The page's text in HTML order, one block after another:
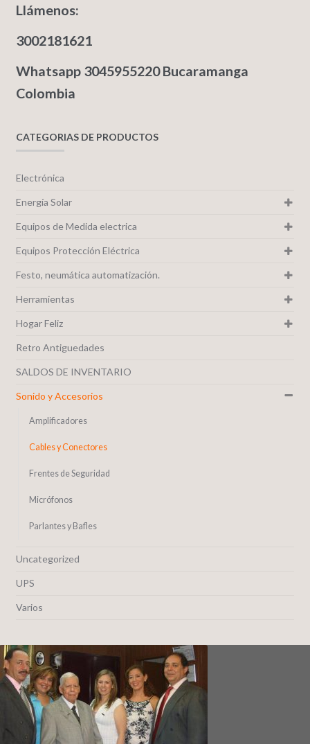
Llámenos:
3002181621
Whatsapp 3045955220 Bucaramanga
Colombia
CATEGORIAS DE PRODUCTOS
Electrónica
Energía Solar
Equipos de Medida electrica
Equipos Protección Eléctrica
Festo, neumática automatización.
Herramientas
Hogar Feliz
Retro Antiguedades
SALDOS DE INVENTARIO
Sonido y Accesorios
Amplificadores
Cables y Conectores
Frentes de Seguridad
Micrófonos
Parlantes y Bafles
Uncategorized
UPS
Varios